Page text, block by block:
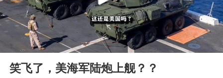
广东雷州通报特教老师招聘违规事件
A股三大股指收涨
“立秋的第一杯奶茶”又爆单了
Play
00:00 06:30
笑飞了，美海军陆炮上舰？？